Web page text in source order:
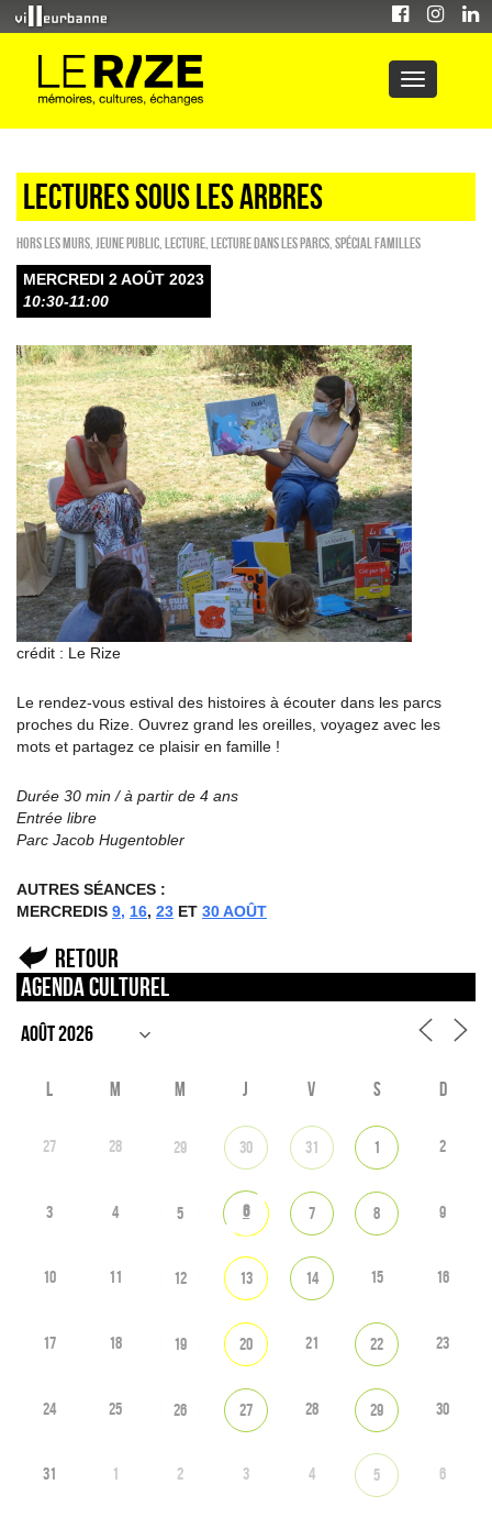
LECTURES SOUS LES ARBRES
HORS LES MURS Jeune public Lecture Lecture dans les parcs Spécial familles
MERCREDI 2 AOÛT 2023
10:30-11:00
crédit : Le Rize
Le rendez-vous estival des histoires à écouter dans les parcs
proches du Rize. Ouvrez grand les oreilles, voyagez avec les
mots et partagez ce plaisir en famille !
Durée 30 min / à partir de 4 ans
Entrée libre
Parc Jacob Hugentobler
AUTRES SÉANCES :
MERCREDIS 9, 16, 23 ET 30 AOÛT
Retour
Agenda culturel
L M M J V S D
27 28 29 30 31 1 2
3 4 5 6 7 8 9
10 11 12 13 14 15 16
17 18 19 20 21 22 23
24 25 26 27 28 29 30
31 1 2 3 4 5 6